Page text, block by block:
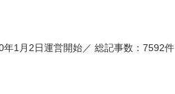
1月2日運営開始／ 総記事数：7592件